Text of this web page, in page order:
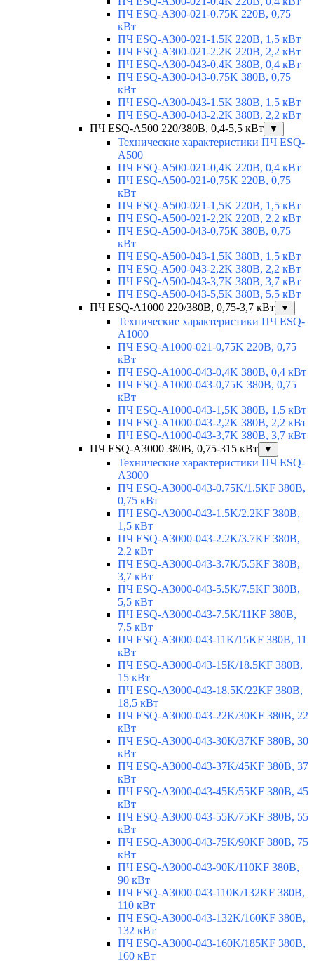
ПЧ ESQ-A300-021-0.75K 220В, 0,75
кВт
ПЧ ESQ-A300-021-1.5K 220В, 1,5 кВт
ПЧ ESQ-A300-021-2.2K 220В, 2,2 кВт
ПЧ ESQ-A300-043-0.4K 380В, 0,4 кВт
ПЧ ESQ-A300-043-0.75K 380В, 0,75
кВт
ПЧ ESQ-A300-043-1.5K 380В, 1,5 кВт
ПЧ ESQ-A300-043-2.2K 380В, 2,2 кВт
ПЧ ESQ-A500 220/380В, 0,4-5,5 кВт
▼
Технические характеристики ПЧ ESQ-
A500
ПЧ ESQ-A500-021-0,4K 220В, 0,4 кВт
ПЧ ESQ-A500-021-0,75K 220В, 0,75
кВт
ПЧ ESQ-A500-021-1,5K 220В, 1,5 кВт
ПЧ ESQ-A500-021-2,2K 220В, 2,2 кВт
ПЧ ESQ-A500-043-0,75K 380В, 0,75
кВт
ПЧ ESQ-A500-043-1,5K 380В, 1,5 кВт
ПЧ ESQ-A500-043-2,2K 380В, 2,2 кВт
ПЧ ESQ-A500-043-3,7K 380В, 3,7 кВт
ПЧ ESQ-A500-043-5,5K 380В, 5,5 кВт
ПЧ ESQ-A1000 220/380В, 0,75-3,7 кВт
▼
Технические характеристики ПЧ ESQ-
A1000
ПЧ ESQ-A1000-021-0,75K 220В, 0,75
кВт
ПЧ ESQ-A1000-043-0,4K 380В, 0,4 кВт
ПЧ ESQ-A1000-043-0,75K 380В, 0,75
кВт
ПЧ ESQ-A1000-043-1,5K 380В, 1,5 кВт
ПЧ ESQ-A1000-043-2,2K 380В, 2,2 кВт
ПЧ ESQ-A1000-043-3,7K 380В, 3,7 кВт
ПЧ ESQ-A3000 380В, 0,75-315 кВт
▼
Технические характеристики ПЧ ESQ-
A3000
ПЧ ESQ-A3000-043-0.75K/1.5KF 380В,
0,75 кВт
ПЧ ESQ-A3000-043-1.5K/2.2KF 380В,
1,5 кВт
ПЧ ESQ-A3000-043-2.2K/3.7KF 380В,
2,2 кВт
ПЧ ESQ-A3000-043-3.7K/5.5KF 380В,
3,7 кВт
ПЧ ESQ-A3000-043-5.5K/7.5KF 380В,
5,5 кВт
ПЧ ESQ-A3000-043-7.5K/11KF 380В,
7,5 кВт
ПЧ ESQ-A3000-043-11K/15KF 380В, 11
кВт
ПЧ ESQ-A3000-043-15K/18.5KF 380В,
15 кВт
ПЧ ESQ-A3000-043-18.5K/22KF 380В,
18,5 кВт
ПЧ ESQ-A3000-043-22K/30KF 380В, 22
кВт
ПЧ ESQ-A3000-043-30K/37KF 380В, 30
кВт
ПЧ ESQ-A3000-043-37K/45KF 380В, 37
кВт
ПЧ ESQ-A3000-043-45K/55KF 380В, 45
кВт
ПЧ ESQ-A3000-043-55K/75KF 380В, 55
кВт
ПЧ ESQ-A3000-043-75K/90KF 380В, 75
кВт
ПЧ ESQ-A3000-043-90K/110KF 380В,
90 кВт
ПЧ ESQ-A3000-043-110K/132KF 380В,
110 кВт
ПЧ ESQ-A3000-043-132K/160KF 380В,
132 кВт
ПЧ ESQ-A3000-043-160K/185KF 380В,
160 кВт